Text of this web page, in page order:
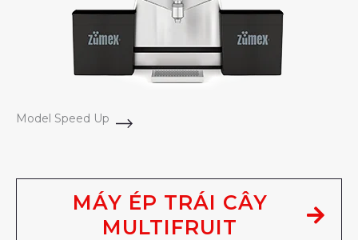
Model Speed Up
MÁY ÉP TRÁI CÂY
MULTIFRUIT